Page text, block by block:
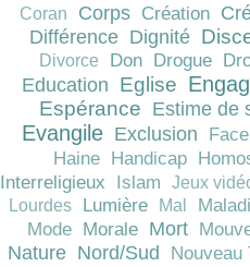
Coran Corps Création
Différence Dignité
Divorce Don Drogue
Education Eglise
Espérance Estime de
Evangile Exclusion
Haine Handicap
Interreligieux Islam
Jeux
Lourdes
Lumière Mal
Mode
Morale Mort
Nature Nord/Sud Nouveau